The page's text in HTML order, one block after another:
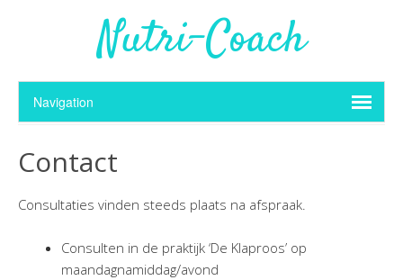
Nutri-Coach
Contact
Consultaties vinden steeds plaats na afspraak.
Consulten in de praktijk ‘De Klaproos’ op
maandagnamiddag/avond